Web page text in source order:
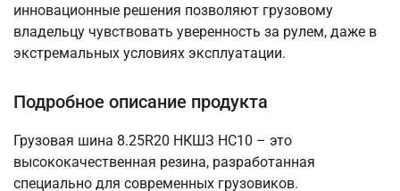
инновационные решения позволяют грузовому
владельцу чувствовать уверенность за рулем, даже в
экстремальных условиях эксплуатации.
Подробное описание продукта
Грузовая шина 8.25R20 НКШЗ НС10 – это
высококачественная резина, разработанная
специально для современных грузовиков.